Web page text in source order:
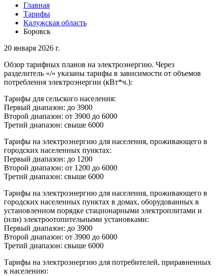
Главная
Тарифы
Калужская область
Боровск
20 января 2026 г.
Обзор тарифных планов на электроэнергию. Через
разделитель «/» указаны тарифы в зависимости от объемов
потребления электроэнергии (кВт*ч.):
Тарифы для сельского населения:
Первый диапазон: до 3900
Второй диапазон: от 3900 до 6000
Третий диапазон: свыше 6000
Тарифы на электроэнергию для населения, проживающего в
городских населенных пунктах:
Первый диапазон: до 1200
Второй диапазон: от 1200 до 6000
Третий диапазон: свыше 6000
Тарифы на электроэнергию для населения, проживающего в
городских населенных пунктах в домах, оборудованных в
установленном порядке стационарными электроплитами и
(или) электроотопительными установками:
Первый диапазон: до 3900
Второй диапазон: от 3900 до 6000
Третий диапазон: свыше 6000
Тарифы на электроэнергию для потребителей, приравненных
к населению: